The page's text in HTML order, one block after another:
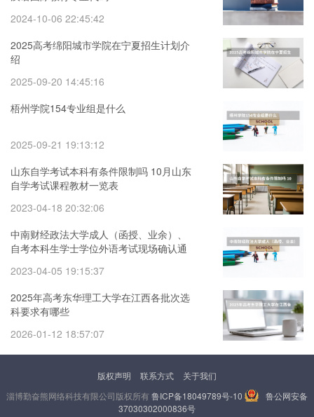
2024-10-06 22:45:42
2025高考绵阳城市学院在宁夏招生计划介
绍
2025-09-20 14:45:16
梧州学院154专业组是什么
2025-09-21 19:13:12
山东自学考试本科有条件限制吗 10月山东
自学考试课程教材一览表
2023-04-18 20:32:06
中南财经政法大学成人（函授、业余）、
自考本科生学士学位外语考试现场确认通
业汇总表
2023-04-05 19:15:37
2025年高考东华理工大学在江西各批次选
科要求有哪些
2026-01-12 18:57:07
版权声明 联系方式
关于我们
淄博勤奋熊网络科技有限公司版权所有鲁ICP备18049789号-10
鲁公网安备
37030302000836号